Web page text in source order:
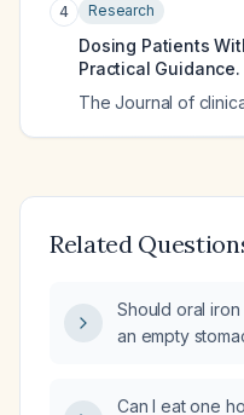
4 Research
Dosing Patients
Practical Guidance.
The Journal of
Related
Should oral
an empty
Can I eat one